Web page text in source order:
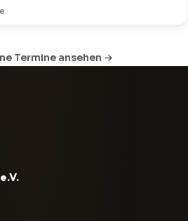
Termine ansehen →